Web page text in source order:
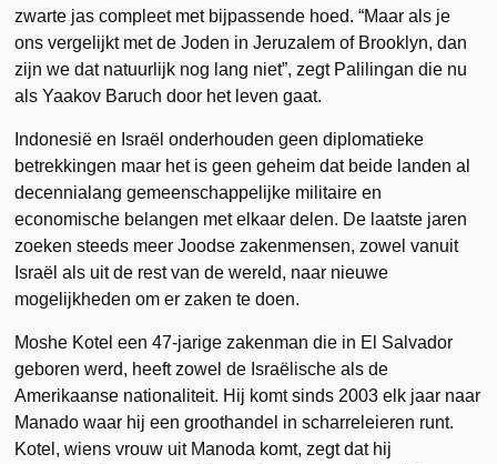
zwarte jas compleet met bijpassende hoed. “Maar als je
ons vergelijkt met de Joden in Jeruzalem of Brooklyn, dan
zijn we dat natuurlijk nog lang niet”, zegt Palilingan die nu
als Yaakov Baruch door het leven gaat.
Indonesië en Israël onderhouden geen diplomatieke
betrekkingen maar het is geen geheim dat beide landen al
decennialang gemeenschappelijke militaire en
economische belangen met elkaar delen. De laatste jaren
zoeken steeds meer Joodse zakenmensen, zowel vanuit
Israël als uit de rest van de wereld, naar nieuwe
mogelijkheden om er zaken te doen.
Moshe Kotel een 47-jarige zakenman die in El Salvador
geboren werd, heeft zowel de Israëlische als de
Amerikaanse nationaliteit. Hij komt sinds 2003 elk jaar naar
Manado waar hij een groothandel in scharreleieren runt.
Kotel, wiens vrouw uit Manoda komt, zegt dat hij